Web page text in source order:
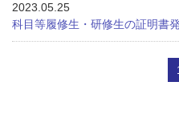
2023.05.25
科目等履修生・研修生の証明書